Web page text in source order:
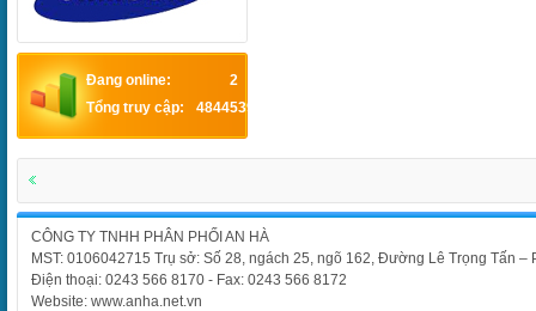
Đang online:
2
Tổng truy cập:
4844539
CÔNG TY TNHH PHÂN PHỐI AN HÀ
MST: 0106042715 Trụ sở: Số 28, ngách 25, ngõ 162, Đường Lê Trọng Tấn
Điện thoại: 0243 566 8170 - Fax: 0243 566 8172
Website: www.anha.net.vn